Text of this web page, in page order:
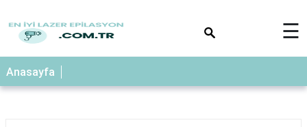
☰
Anasayfa